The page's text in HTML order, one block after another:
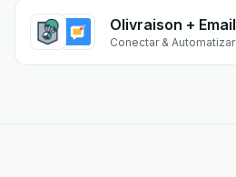
Conectar & Automatizar